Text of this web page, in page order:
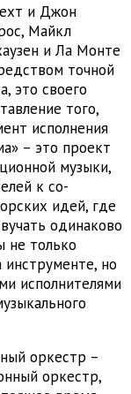
и Джон
Майкл
и Ла Монте
точной
это своего
того,
исполнения
– это проект
музыки,
к со-
идей, где
одинаково
не только
но
исполнителями
оркестр –
оркестр,